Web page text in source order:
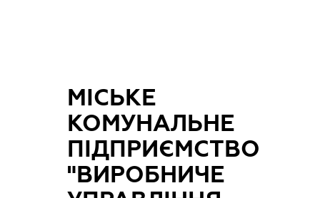
МІСЬКЕ
КОМУНАЛЬНЕ
ПІДПРИЄМСТВО
"ВИРОБНИЧЕ